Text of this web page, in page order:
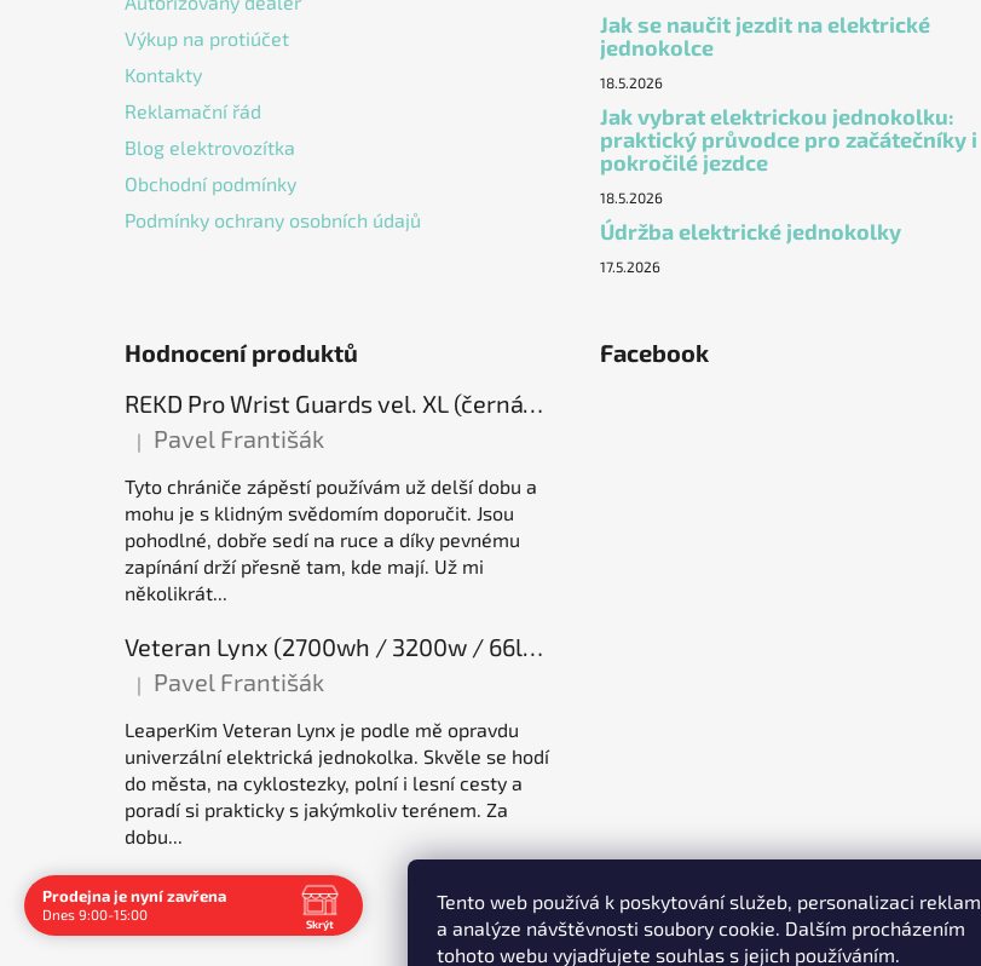
Tento web používá k poskytování služeb, personalizaci reklam
a analýze návštěvnosti soubory cookie. Dalším procházením
tohoto webu vyjadřujete souhlas s jejich používáním.
Výkup na protiúčet
Kontakty
Reklamační řád
Blog elektrovozítka
Obchodní podmínky
Podmínky ochrany osobních údajů
Jak se naučit jezdit na elektrické
jednokolce
18.5.2026
Jak vybrat elektrickou jednokolku:
praktický průvodce pro začátečníky i
pokročilé jezdce
18.5.2026
Údržba elektrické jednokolky
17.5.2026
Hodnocení produktů
REKD Pro Wrist Guards vel. XL (černá) chrániče zápěstí
Hodnocení produktu je 5 z 5 hvězdiček.
| Pavel Františák
Tyto chrániče zápěstí používám už delší dobu a
mohu je s klidným svědomím doporučit. Jsou
pohodlné, dobře sedí na ruce a díky pevnému
zapínání drží přesně tam, kde mají. Už mi
několikrát...
Veteran Lynx (2700wh / 3200w / 66lb / 50E), elektrická jednokolka
Hodnocení produktu je 5 z 5 hvězdiček.
| Pavel Františák
LeaperKim Veteran Lynx je podle mě opravdu
univerzální elektrická jednokolka. Skvěle se hodí
do města, na cyklostezky, polní i lesní cesty a
poradí si prakticky s jakýmkoliv terénem. Za
dobu...
Facebook
Prodejna je nyní zavřena
Dnes 9:00-15:00
Skrýt